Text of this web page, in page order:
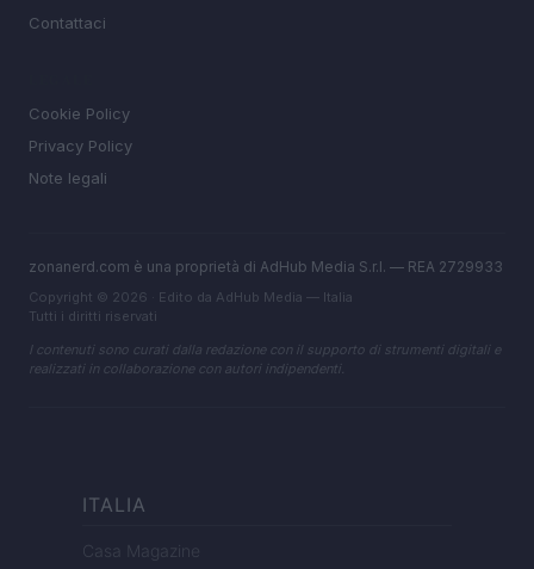
Contattaci
Cookie Policy
Privacy Policy
Note legali
zonanerd.com è una proprietà di AdHub Media S.r.l. — REA 2729933
Copyright © 2026 · Edito da AdHub Media — Italia
Tutti i diritti riservati
I contenuti sono curati dalla redazione con il supporto di strumenti digitali e
realizzati in collaborazione con autori indipendenti.
ITALIA
Casa Magazine